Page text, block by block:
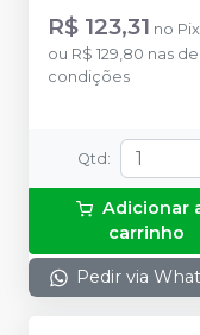
R$ 123,31 no Pix
ou R$ 129,80 nas
condições
Qtd :
Adicionar
carrinho
Pedir via